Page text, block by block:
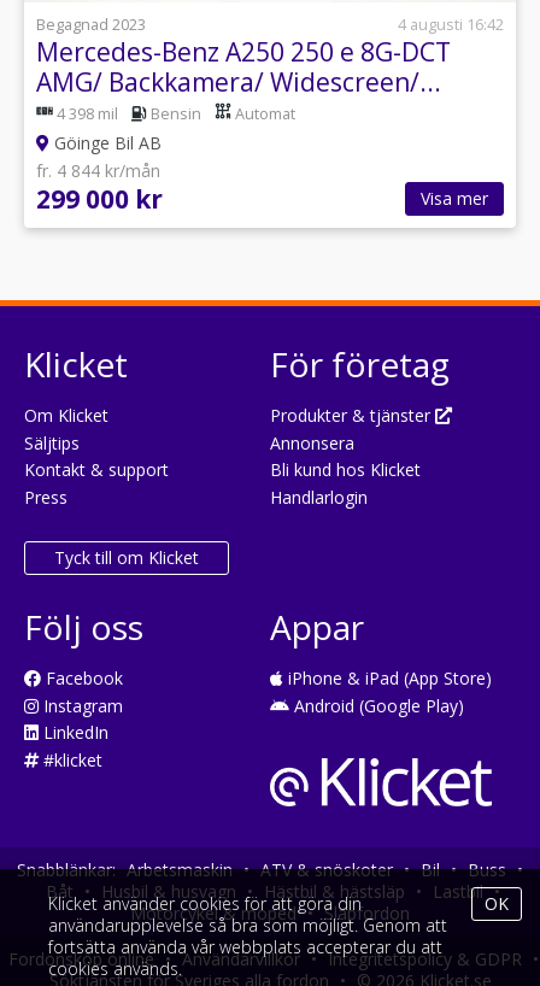
Begagnad 2023
4 augusti 16:42
Mercedes-Benz A250 250 e 8G-DCT
AMG/ Backkamera/ Widescreen/...
4 398 mil Bensin Automat
Göinge Bil AB
fr. 4 844 kr/mån
299 000 kr Visa mer
Klicket
Om Klicket
Säljtips
Kontakt & support
Press
Tyck till om Klicket
För företag
Produkter & tjänster
Annonsera
Bli kund hos Klicket
Handlarlogin
Följ oss
Facebook
Instagram
LinkedIn
#klicket
Appar
iPhone & iPad (App Store)
Android (Google Play)
Snabblänkar: Arbetsmaskin • ATV & snöskoter • Bil • Buss •
Båt • Husbil & husvagn • Hästbil & hästsläp • Lastbil •
Motorcykel & moped • Släpfordon
Fordonsköp online • Användarvillkor • Integritetspolicy & GDPR •
Söktjänsten för Sveriges alla fordon • © 2026 Klicket.se
Klicket använder cookies för att göra din
användarupplevelse så bra som möjligt. Genom att
fortsätta använda vår webbplats accepterar du att
cookies används.
OK